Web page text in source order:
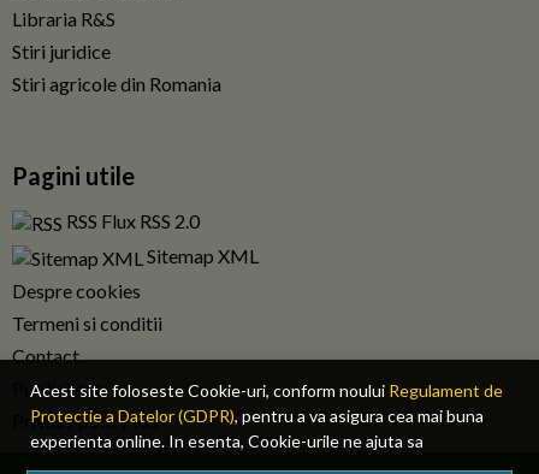
Acest site foloseste Cookie-uri, conform noului Regulament de
Protectie a Datelor (GDPR), pentru a va asigura cea mai buna
experienta online. In esenta, Cookie-urile ne ajuta sa
imbunatatim continutul de pe site, oferindu-va dvs., cititorul, o
Libraria R&S
Stiri juridice
Stiri agricole din Romania
Pagini utile
RSS Flux RSS 2.0
Sitemap XML
Despre cookies
Termeni si conditii
Contact
Publicitate
Privacy policy RO